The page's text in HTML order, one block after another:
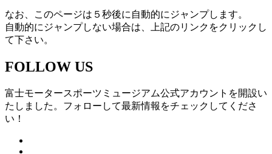
なお、このページは５秒後に自動的にジャンプします。
自動的にジャンプしない場合は、上記のリンクをクリックし
て下さい。
FOLLOW US
富士モータースポーツミュージアム公式アカウントを開設い
たしました。フォローして最新情報をチェックしてくださ
い！